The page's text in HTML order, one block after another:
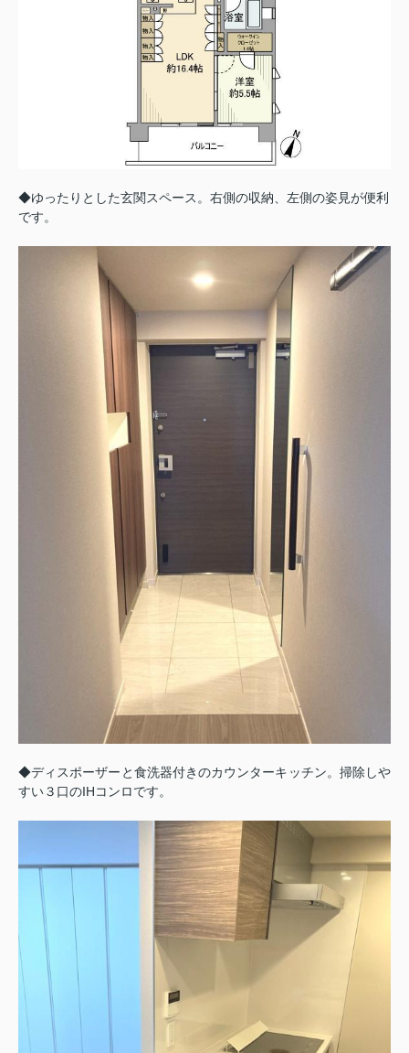
◆ゆったりとした玄関スペース。右側の収納、左側の姿見が便利
です。
◆ディスポーザーと食洗器付きのカウンターキッチン。掃除しや
すい３口のIHコンロです。